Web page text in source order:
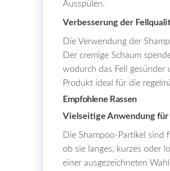
Ausspülen.
Verbesserung der
Die Verwendung der
Der cremige Schaum
wodurch das Fell gesünder
Produkt ideal für die
Empfohlene Rassen
Vielseitige Anwendung für
Die Shampoo-Partikel sind
ob sie langes, kurzes oder
einer ausgezeichneten